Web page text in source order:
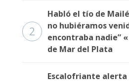
2
Habló el tío de
no hubiéramos
encontraba nadie”
de Mar del Plata
Escalofriante alerta